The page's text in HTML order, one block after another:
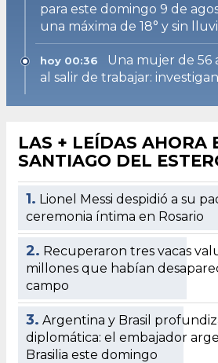
para este domingo 9 de
una máxima de 18° y sin
hoy 00:36
Una mujer de 56
al salir de trabajar:
LAS + LEÍDAS AHORA
SANTIAGO DEL
1. Lionel Messi despidió a su
ceremonia íntima en Rosario
2. Recuperaron tres vacas
millones que habían
campo
3. Argentina y Brasil
diplomática: el embajador
Brasilia este domingo